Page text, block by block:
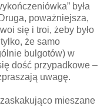
była
poważniejsza,
się i troi, żeby było
że samo
bulgotów) w
dość przypadkowe –
uwagę.
mieszane